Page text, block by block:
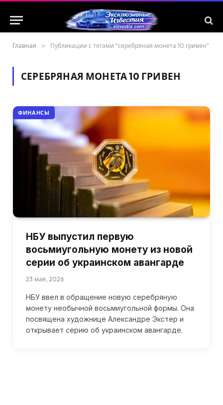
Главная » Публикации с тегами "серебряная монета 10 гривен"
СЕРЕБРЯНАЯ МОНЕТА 10 ГРИВЕН
ФИНАНСЫ
НБУ выпустил первую
восьмиугольную монету из новой
серии об украинском авангарде
23 мая, 2026
НБУ ввел в обращение новую серебряную
монету необычной восьмиугольной формы. Она
посвящена художнице Александре Экстер и
открывает серию об украинском авангарде.